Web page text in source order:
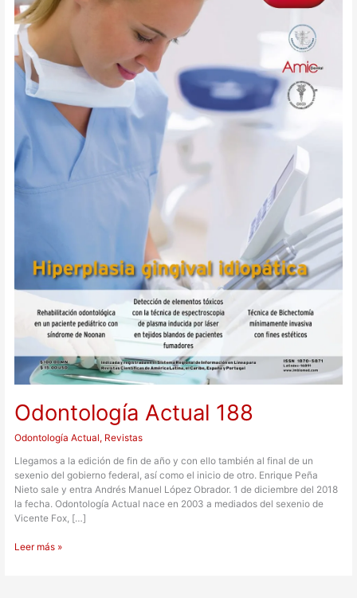
Odontología Actual 188
Odontología Actual, Revistas
Llegamos a la edición de fin de año y con ello también al final de un
sexenio del gobierno federal, así como el inicio de otro. Enrique Peña
Nieto sale y entra Andrés Manuel López Obrador. 1 de diciembre del 2018
la fecha. Odontología Actual nace en 2003 a mediados del sexenio de
Vicente Fox, […]
Leer más »